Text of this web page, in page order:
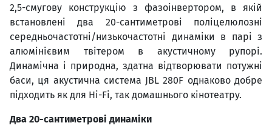
2,5-смугову конструкцію з фазоінвертором, в якій
встановлені два 20-сантиметрові поліцелюлозні
середньочастотні/низькочастотні динаміки в парі з
алюмінієвим твітером в акустичному рупорі.
Динамічна і природна, здатна відтворювати потужні
баси, ця акустична система JBL 280F однаково добре
підходить як для Hi-Fi, так домашнього кінотеатру.
Два 20-сантиметрові динаміки